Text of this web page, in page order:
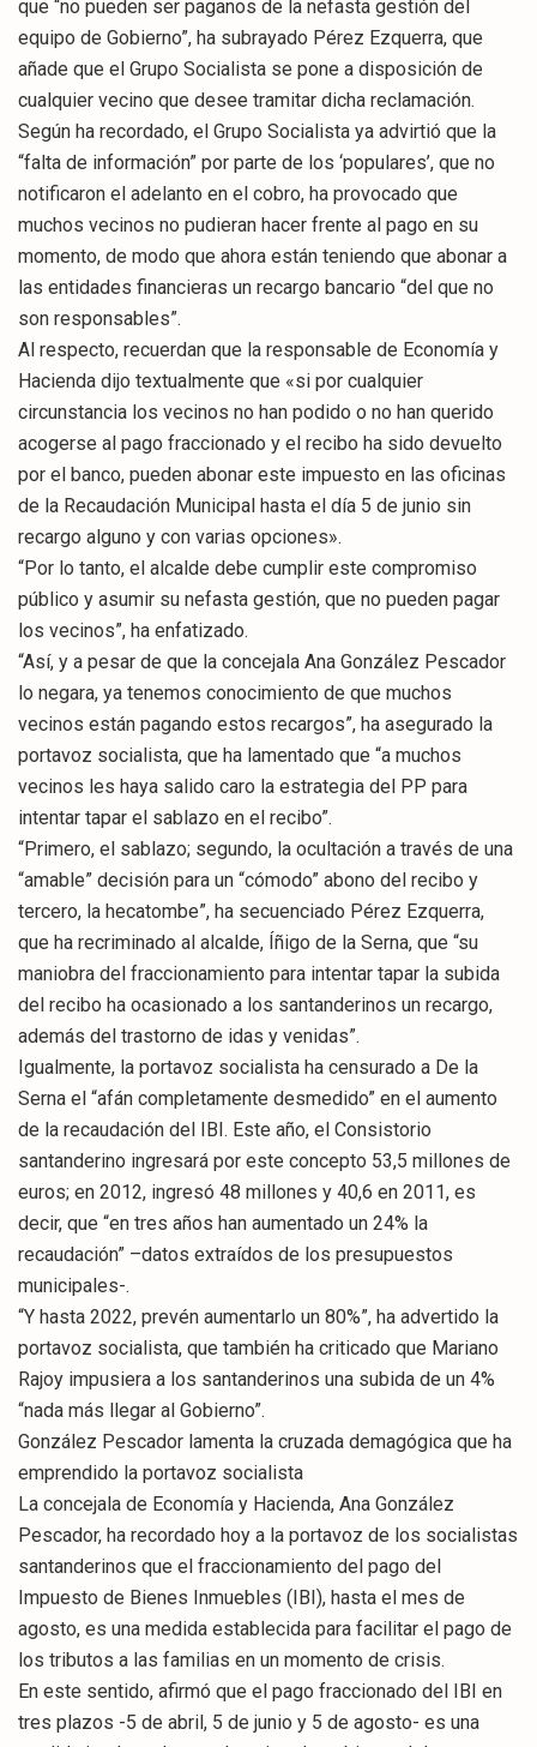
que “no pueden ser paganos de la nefasta gestión del
equipo de Gobierno”, ha subrayado Pérez Ezquerra, que
añade que el Grupo Socialista se pone a disposición de
cualquier vecino que desee tramitar dicha reclamación.
Según ha recordado, el Grupo Socialista ya advirtió que la
“falta de información” por parte de los ‘populares’, que no
notificaron el adelanto en el cobro, ha provocado que
muchos vecinos no pudieran hacer frente al pago en su
momento, de modo que ahora están teniendo que abonar a
las entidades financieras un recargo bancario “del que no
son responsables”.
Al respecto, recuerdan que la responsable de Economía y
Hacienda dijo textualmente que «si por cualquier
circunstancia los vecinos no han podido o no han querido
acogerse al pago fraccionado y el recibo ha sido devuelto
por el banco, pueden abonar este impuesto en las oficinas
de la Recaudación Municipal hasta el día 5 de junio sin
recargo alguno y con varias opciones».
“Por lo tanto, el alcalde debe cumplir este compromiso
público y asumir su nefasta gestión, que no pueden pagar
los vecinos”, ha enfatizado.
“Así, y a pesar de que la concejala Ana González Pescador
lo negara, ya tenemos conocimiento de que muchos
vecinos están pagando estos recargos”, ha asegurado la
portavoz socialista, que ha lamentado que “a muchos
vecinos les haya salido caro la estrategia del PP para
intentar tapar el sablazo en el recibo”.
“Primero, el sablazo; segundo, la ocultación a través de una
“amable” decisión para un “cómodo” abono del recibo y
tercero, la hecatombe”, ha secuenciado Pérez Ezquerra,
que ha recriminado al alcalde, Íñigo de la Serna, que “su
maniobra del fraccionamiento para intentar tapar la subida
del recibo ha ocasionado a los santanderinos un recargo,
además del trastorno de idas y venidas”.
Igualmente, la portavoz socialista ha censurado a De la
Serna el “afán completamente desmedido” en el aumento
de la recaudación del IBI. Este año, el Consistorio
santanderino ingresará por este concepto 53,5 millones de
euros; en 2012, ingresó 48 millones y 40,6 en 2011, es
decir, que “en tres años han aumentado un 24% la
recaudación” –datos extraídos de los presupuestos
municipales-.
“Y hasta 2022, prevén aumentarlo un 80%”, ha advertido la
portavoz socialista, que también ha criticado que Mariano
Rajoy impusiera a los santanderinos una subida de un 4%
“nada más llegar al Gobierno”.
González Pescador lamenta la cruzada demagógica que ha
emprendido la portavoz socialista
La concejala de Economía y Hacienda, Ana González
Pescador, ha recordado hoy a la portavoz de los socialistas
santanderinos que el fraccionamiento del pago del
Impuesto de Bienes Inmuebles (IBI), hasta el mes de
agosto, es una medida establecida para facilitar el pago de
los tributos a las familias en un momento de crisis.
En este sentido, afirmó que el pago fraccionado del IBI en
tres plazos -5 de abril, 5 de junio y 5 de agosto- es una